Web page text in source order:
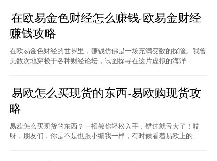
在欧易金色财经怎么赚钱-欧易金财经
赚钱攻略
在欧易金色财经的世界里，赚钱仿佛是一场充满变数的探险。我曾
无数次地穿梭于各种财经论坛，试图探寻在这片虚拟的海洋...
易欧怎么买现货的东西-易欧购现货攻
略
易欧怎么买现货的东西？一招教你轻松入手，错过就亏大了！哎
呀，朋友们，你是不是也跟小编我一样，有时候看着易欧上的...